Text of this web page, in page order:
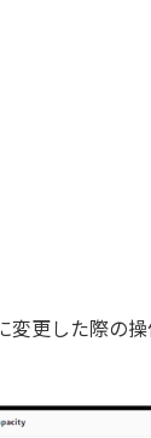
更した際の操